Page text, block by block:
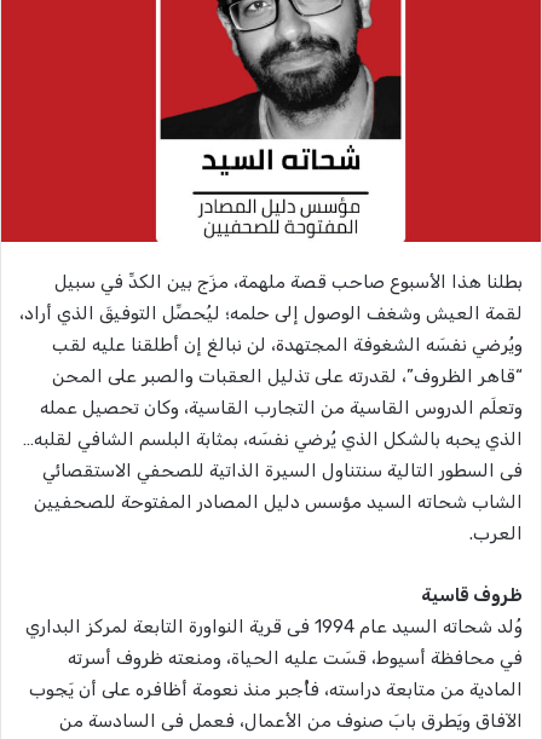
بطلنا هذا الأسبوع صاحب قصة ملهمة، مزَج بين الكدِّ في سبيل
لقمة العيش وشغف الوصول إلى حلمه؛ ليُحصِّل التوفيقَ الذي أراد،
ويُرضي نفسَه الشغوفة المجتهدة، لن نبالغ إن أطلقنا عليه لقب
“قاهر الظروف”، لقدرته على تذليل العقبات والصبر على المحن
وتعلَم الدروس القاسية من التجارب القاسية، وكان تحصيل عمله
الذي يحبه بالشكل الذي يُرضي نفسَه، بمثابة البلسم الشافي لقلبه…
فى السطور التالية سنتناول السيرة الذاتية للصحفي الاستقصائي
الشاب شحاته السيد مؤسس دليل المصادر المفتوحة للصحفيين
العرب.
ظروف قاسية
وُلد شحاته السيد عام 1994 فى قرية النواورة التابعة لمركز البداري
في محافظة أسيوط، قسَت عليه الحياة، ومنعته ظروف أسرته
المادية من متابعة دراسته، فأُجبر منذ نعومة أظافره على أن يَجوب
الآفاقَ ويَطرق بابَ صنوف من الأعمال، فعمل فى السادسة من